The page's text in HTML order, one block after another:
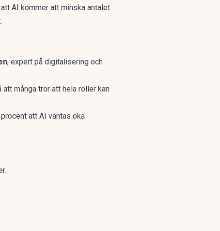
AI kommer att minska antalet
, expert på digitalisering och
många tror att hela roller kan
att AI väntas öka